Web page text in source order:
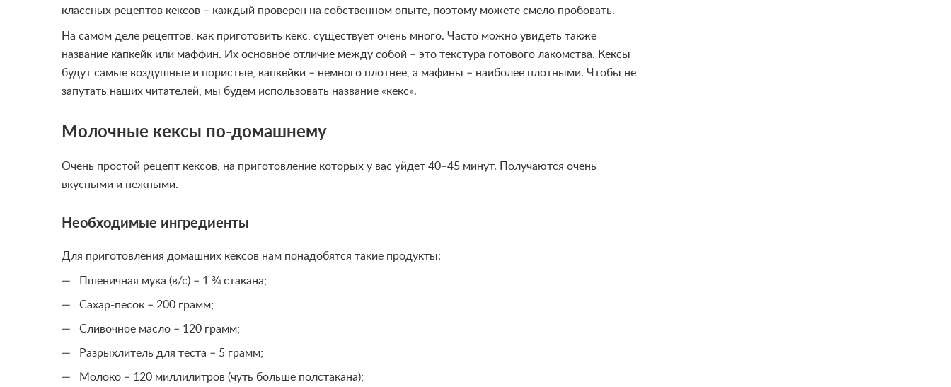
классных рецептов кексов – каждый проверен на собственном опыте, поэтому можете смело пробовать.
На самом деле рецептов, как приготовить кекс, существует очень много. Часто можно увидеть также
название капкейк или маффин. Их основное отличие между собой – это текстура готового лакомства. Кексы
будут самые воздушные и пористые, капкейки – немного плотнее, а мафины – наиболее плотными. Чтобы не
запутать наших читателей, мы будем использовать название «кекс».
Молочные кексы по-домашнему
Очень простой рецепт кексов, на приготовление которых у вас уйдет 40–45 минут. Получаются очень
вкусными и нежными.
Необходимые ингредиенты
Для приготовления домашних кексов нам понадобятся такие продукты:
Пшеничная мука (в/с) – 1 ¾ стакана;
Сахар-песок – 200 грамм;
Сливочное масло – 120 грамм;
Разрыхлитель для теста – 5 грамм;
Молоко – 120 миллилитров (чуть больше полстакана);